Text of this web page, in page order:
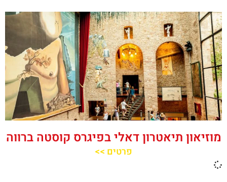
מוזיאון תיאטרון דאלי בפיגרס קוסטה ברווה
פרטים >>